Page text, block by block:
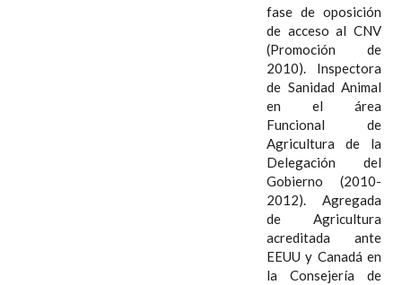
fase de oposición
de acceso al CNV
(Promoción de
2010). Inspectora
de Sanidad Animal
en el área
Funcional de
Agricultura de la
Delegación del
Gobierno (2010-
2012). Agregada
de Agricultura
acreditada ante
EEUU y Canadá en
la Consejería de